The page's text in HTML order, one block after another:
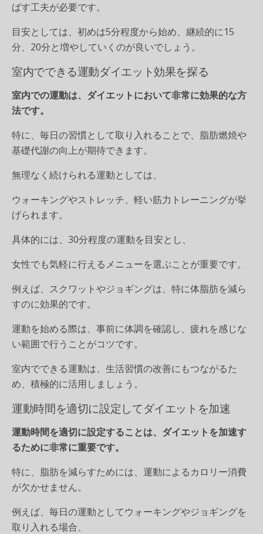
ばす工夫が必要です。
目安としては、初めは5分程度から始め、継続的に15
分、20分と増やしていくのが良いでしょう。
室内でできる運動ダイエット効果を探る
室内での運動は、ダイエットにおいて非常に効果的な方
法です。
特に、毎日の習慣として取り入れることで、脂肪燃焼や
基礎代謝の向上が期待できます。
無理なく続けられる運動としては、
ウォーキングやストレッチ、軽い筋力トレーニングが挙
げられます。
具体的には、30分程度の運動を目安とし、
女性でも気軽に行えるメニューを選ぶことが重要です。
例えば、スクワットやジョギングは、特に体脂肪を減ら
すのに効果的です。
運動を始める際は、事前に体調を確認し、疲れを感じな
い範囲で行うことがコツです。
室内でできる運動は、生活習慣の改善にもつながるた
め、積極的に活用しましょう。
運動時間を適切に設定してダイエットを加速
運動時間を適切に設定することは、ダイエットを加速す
るために非常に重要です。
特に、脂肪を減らすためには、運動によるカロリー消費
が欠かせません。
例えば、毎日の運動としてウォーキングやジョギングを
取り入れる場合、